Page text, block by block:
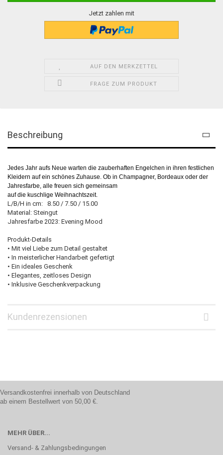
Jetzt zahlen mit
AUF DEN MERKZETTEL
FRAGE ZUM PRODUKT
Beschreibung
Jedes Jahr aufs Neue warten die zauberhaften Engelchen in ihren festlichen
Kleidern auf ein schönes Zuhause. Ob in Champagner, Bordeaux oder der
Jahresfarbe, alle freuen sich gemeinsam
auf die kuschlige Weihnachtszeit.
L/B/H in cm: 8.50 / 7.50 / 15.00
Material: Steingut
Jahresfarbe 2023: Evening Mood
Produkt-Details
• Mit viel Liebe zum Detail gestaltet
• In meisterlicher Handarbeit gefertigt
• Ein ideales Geschenk
• Elegantes, zeitloses Design
• Inklusive Geschenkverpackung
Kundenrezensionen
Versandkostenfrei innerhalb von Deutschland
ab einem Bestellwert von 50,00 €.
MEHR ÜBER...
Versand- & Zahlungsbedingungen